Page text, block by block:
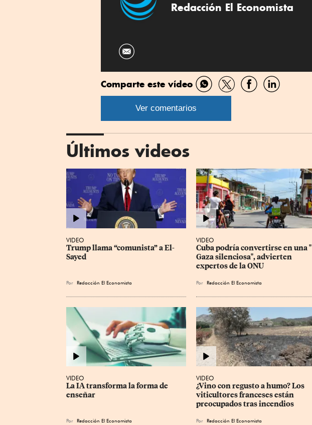
Redacción El Economista
Comparte este vídeo
Compartir
por
Compartir
por
CompartirCompartir
Ver comentarios
Últimos videos
VIDEO
Trump llama “comunista” a El-
Sayed
Por Redacción El Economista
VIDEO
Cuba podría convertirse en una "
Gaza silenciosa", advierten
expertos de la ONU
Por Redacción El Economista
VIDEO
La IA transforma la forma de
enseñar
Por Redacción El Economista
VIDEO
¿Vino con regusto a humo? Los
viticultores franceses están
preocupados tras incendios
Por Redacción El Economista